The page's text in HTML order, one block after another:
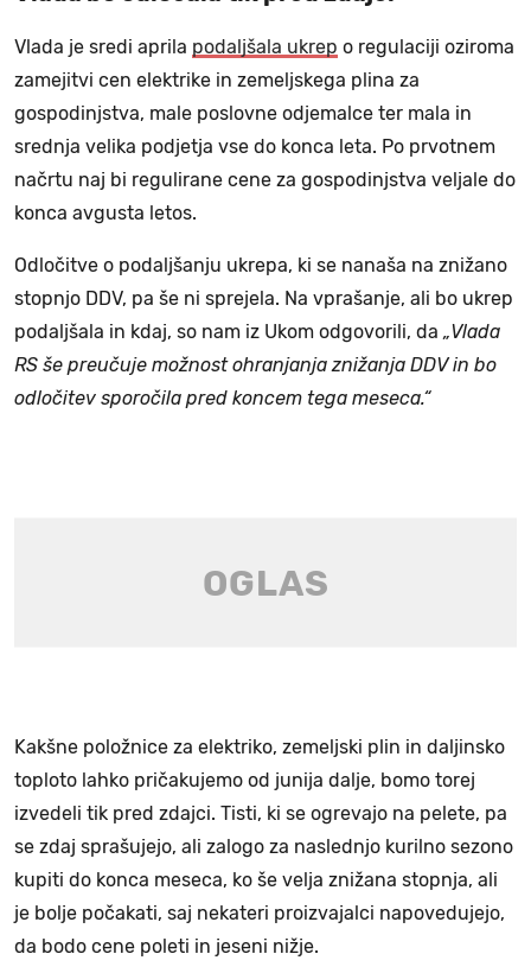
Vlada je sredi aprila podaljšala ukrep o regulaciji oziroma
zamejitvi cen elektrike in zemeljskega plina za
gospodinjstva, male poslovne odjemalce ter mala in
srednja velika podjetja vse do konca leta. Po prvotnem
načrtu naj bi regulirane cene za gospodinjstva veljale do
konca avgusta letos.
Odločitve o podaljšanju ukrepa, ki se nanaša na znižano
stopnjo DDV, pa še ni sprejela. Na vprašanje, ali bo ukrep
podaljšala in kdaj, so nam iz Ukom odgovorili, da „Vlada
RS še preučuje možnost ohranjanja znižanja DDV in bo
odločitev sporočila pred koncem tega meseca.“
Kakšne položnice za elektriko, zemeljski plin in daljinsko
toploto lahko pričakujemo od junija dalje, bomo torej
izvedeli tik pred zdajci. Tisti, ki se ogrevajo na pelete, pa
se zdaj sprašujejo, ali zalogo za naslednjo kurilno sezono
kupiti do konca meseca, ko še velja znižana stopnja, ali
je bolje počakati, saj nekateri proizvajalci napovedujejo,
da bodo cene poleti in jeseni nižje.